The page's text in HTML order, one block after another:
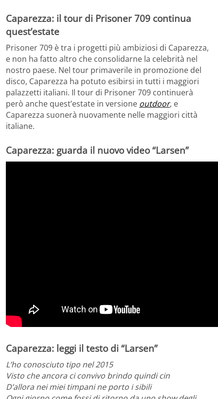
Caparezza: il tour di Prisoner 709 continua
quest’estate
Prisoner 709 è tra i progetti più ambiziosi di Caparezza,
e non ha fatto altro che consolidarne la celebrità nel
nostro paese. Nel tour primaverile in promozione del
disco, Caparezza ha potuto esibirsi in tutti i maggiori
palazzetti italiani. Il tour di Prisoner 709 continuerà
però anche quest’estate in versione outdoor, e
Caparezza suonerà nuovamente nelle maggiori città
italiane.
Caparezza: guarda il nuovo video “Larsen”
Caparezza: leggi il testo di “Larsen”
L’ho conosciuto tipo nel 2015
Visto che ancora ci convivo brindo quindi cin
D’allora nei miei timpani ne porto i sibili